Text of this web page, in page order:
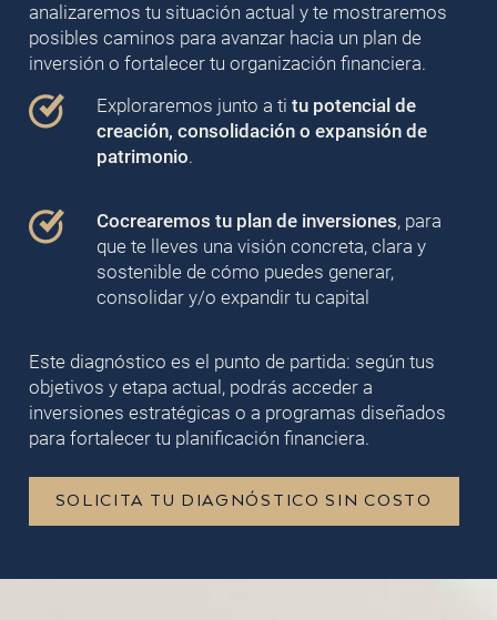
analizaremos tu situación actual y te mostraremos
posibles caminos para avanzar hacia un plan de
inversión o fortalecer tu organización financiera.
Exploraremos junto a ti tu potencial de
creación, consolidación o expansión de
patrimonio.
Cocrearemos tu plan de inversiones, para
que te lleves una visión concreta, clara y
sostenible de cómo puedes generar,
consolidar y/o expandir tu capital
Este diagnóstico es el punto de partida: según tus
objetivos y etapa actual, podrás acceder a
inversiones estratégicas o a programas diseñados
para fortalecer tu planificación financiera.
SOLICITA TU DIAGNÓSTICO SIN COSTO